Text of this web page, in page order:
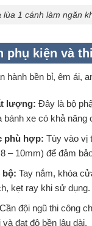
lùa 1 cánh làm ngăn
phụ kiện và
bền bỉ, êm ái,
lượng: Đây là bộ
bánh xe có khả
phù hợp: Tùy vào vị
– 10mm) để đảm
bộ: Tay nắm, khóa
kẹt ray khi sử dụng.
Cần đội ngũ thi công
đạt độ bền lâu dài.